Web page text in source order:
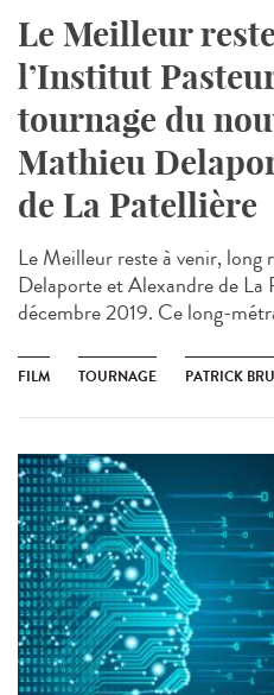
Le Meilleur
l’Institut
tournage du
Mathieu
de La Patellière
Le Meilleur reste à venir,
Delaporte et Alexandre de La
décembre 2019. Ce long-
FILM TOURNAGE PATRICK